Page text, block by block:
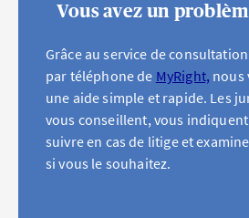
Vous avez un
Grâce au service de
par téléphone de MyRight, nous
une aide simple et rapide. Les
vous conseillent, vous
suivre en cas de litige et
si vous le souhaitez.